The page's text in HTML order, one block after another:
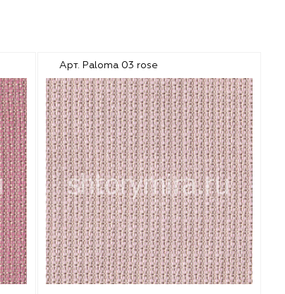
Арт. Paloma 03 rose